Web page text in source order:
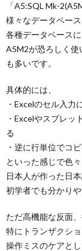
「A5:SQL Mk-
様々なデータベー
各種データベース
A5M2が恐ろしく使
も多いです。
具体的には、
・Excelのセル入
・Excelやスプレッ
る
・逆に行単位でコ
といった感じで色々
日本人が作った日
初学者でも分かり
ただ高機能な反面
特にトランザクシ
操作ミスのケアと